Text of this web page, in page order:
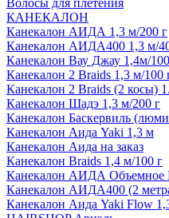
Волосы для плетения
КАНЕКАЛОН
Канекалон АИДА 1,3 м/200 г
Канекалон АИДА400 1,3 м/
Канекалон Вау Джау 1,4м/
Канекалон 2 Braids 1,3 м/100
Канекалон 2 Braids (2 косы)
Канекалон Шадэ 1,3 м/200 г
Канекалон Баскервиль
Канекалон Аида Yaki 1,3 м
Канекалон Аида на заказ
Канекалон Braids 1,4 м/100 г
Канекалон АИДА Объемное
Канекалон АИДА400 (2
Канекалон Аида Yaki Flow